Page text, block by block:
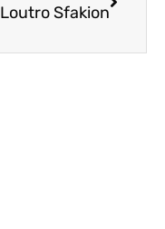
Loutro Sfakion